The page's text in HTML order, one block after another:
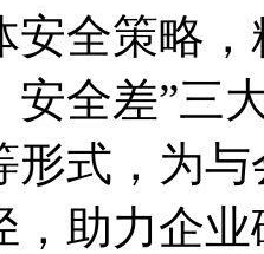
全策略
、安全差”
式，
，助力企